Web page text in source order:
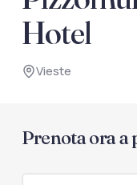
documenti di
Hotel
Vieste
Prenota ora a